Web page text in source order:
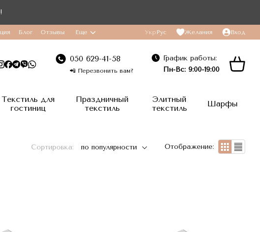
Блог Отзывы Еще Укр Рус Желания Вход
050 629-41-58
📲 Перезвонить вам?
График работы:
Пн-Вс: 9:00-19:00
Текстиль для
гостиниц
Праздничный
текстиль
Элитный
текстиль
Шарфы
Сортировка: по популярности Отображение: